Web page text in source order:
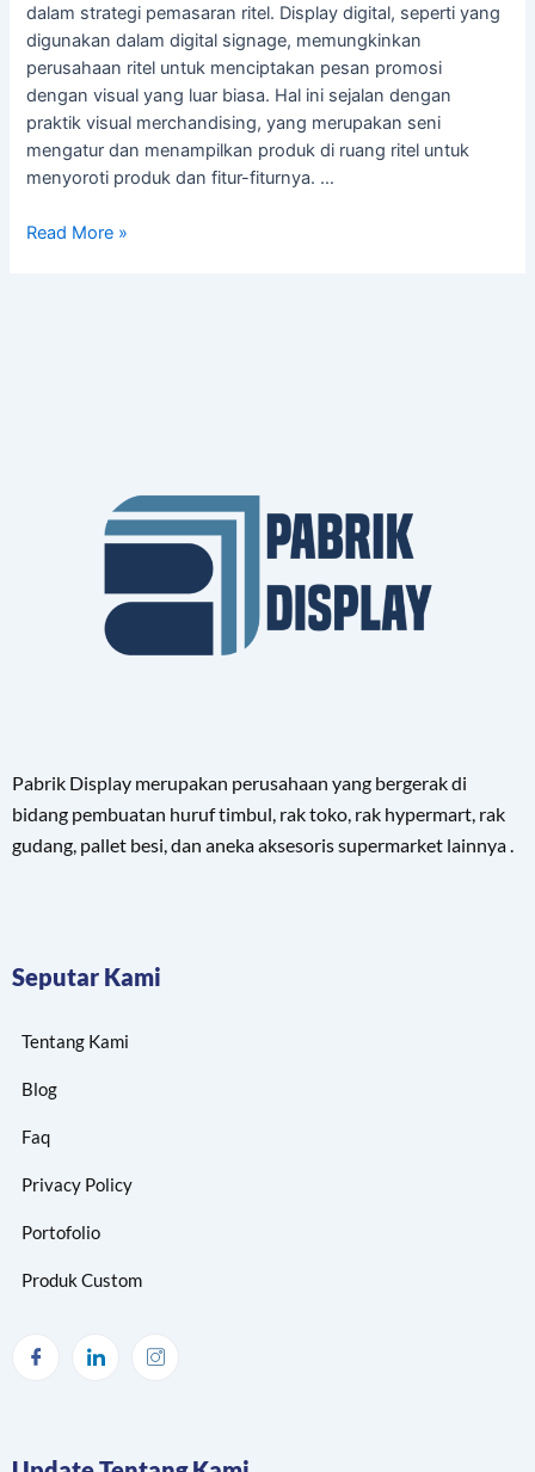
dalam strategi pemasaran ritel. Display digital, seperti yang
digunakan dalam digital signage, memungkinkan
perusahaan ritel untuk menciptakan pesan promosi
dengan visual yang luar biasa. Hal ini sejalan dengan
praktik visual merchandising, yang merupakan seni
mengatur dan menampilkan produk di ruang ritel untuk
menyoroti produk dan fitur-fiturnya. …
Read More »
Pabrik Display merupakan perusahaan yang bergerak di
bidang pembuatan huruf timbul, rak toko, rak hypermart, rak
gudang, pallet besi, dan aneka aksesoris supermarket lainnya .
Seputar Kami
Tentang Kami
Blog
Faq
Privacy Policy
Portofolio
Produk Custom